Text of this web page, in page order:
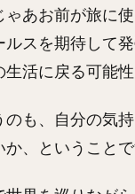
あお前が旅に
スを期待して
活に戻る可能性
も、自分の気
、ということで